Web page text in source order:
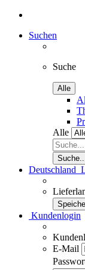
Suchen
Suche
Alle
Alle
Deutschland
Kundenlogin
E-Mail